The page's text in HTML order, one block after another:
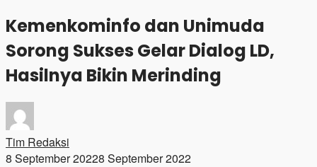
Kemenkominfo dan Unimuda
Sorong Sukses Gelar Dialog LD,
Hasilnya Bikin Merinding
Tim Redaksi
8 September 20228 September 2022